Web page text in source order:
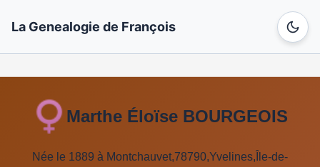
La Genealogie de François
Marthe Éloïse BOURGEOIS
Née le 1889 à Montchauvet,78790,Yvelines,Île-de-